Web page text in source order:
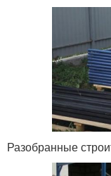
Разобранные